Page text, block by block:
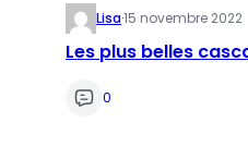
Lisa·15 novembre 2022
Les plus belles
0